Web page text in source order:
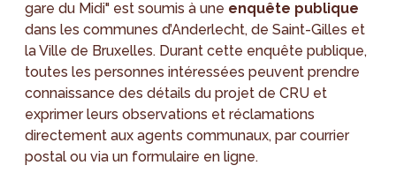
gare du Midi" est soumis à une enquête publique
dans les communes d’Anderlecht, de Saint-Gilles et
la Ville de Bruxelles. Durant cette enquête publique,
toutes les personnes intéressées peuvent prendre
connaissance des détails du projet de CRU et
exprimer leurs observations et réclamations
directement aux agents communaux, par courrier
postal ou via un formulaire en ligne.